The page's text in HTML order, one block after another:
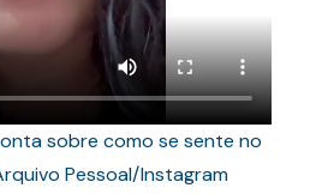
sobre como se sente no
Pessoal/Instagram